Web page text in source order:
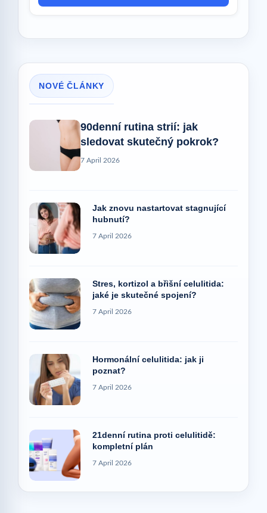
NOVÉ ČLÁNKY
90denní rutina strií: jak
sledovat skutečný pokrok?
7 April 2026
Jak znovu nastartovat stagnující
hubnutí?
7 April 2026
Stres, kortizol a břišní celulitida:
jaké je skutečné spojení?
7 April 2026
Hormonální celulitida: jak ji
poznat?
7 April 2026
21denní rutina proti celulitidě:
kompletní plán
7 April 2026